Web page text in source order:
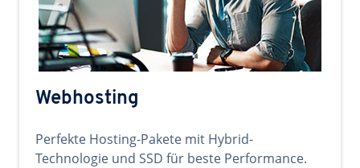
Webhosting
Perfekte Hosting-Pakete mit Hybrid-
Technologie und SSD für beste Performance.